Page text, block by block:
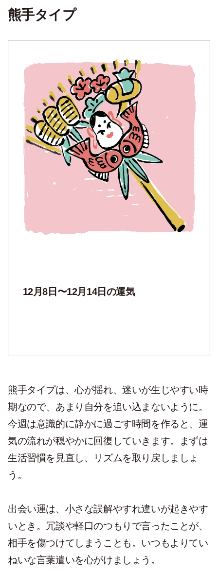
熊手タイプ
12月8日〜12月14日の運気
熊手タイプは、心が揺れ、迷いが生じやすい時
期なので、あまり自分を追い込まないように。
今週は意識的に静かに過ごす時間を作ると、運
気の流れが穏やかに回復していきます。まずは
生活習慣を見直し、リズムを取り戻しましょ
う。
出会い運は、小さな誤解やすれ違いが起きやす
いとき。冗談や軽口のつもりで言ったことが、
相手を傷つけてしまうことも。いつもよりてい
ねいな言葉遣いを心がけましょう。